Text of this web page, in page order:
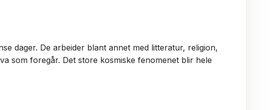
dager. De arbeider blant annet med litteratur, religion,
som foregår. Det store kosmiske fenomenet blir hele